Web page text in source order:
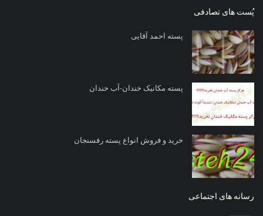
پُست های تصادفی
پسته احمد آقایی
پسته مکانیک خندان-آب خندان
خرید و فروش انواع پسته رفسنجان
رسانه های اجتماعی